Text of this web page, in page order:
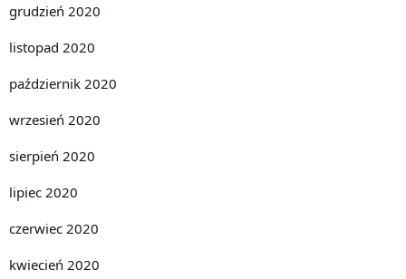
grudzień 2020
listopad 2020
październik 2020
wrzesień 2020
sierpień 2020
lipiec 2020
czerwiec 2020
kwiecień 2020